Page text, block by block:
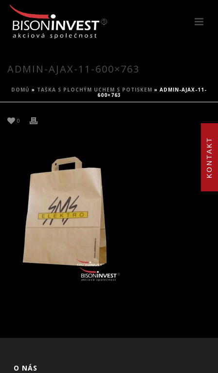
KONTAKT
ADMIN-AJAX-11-600×763
DOMŮ » TAŠKA S PLOCHÝM UCHEM S POTISKEM » ADMIN-AJAX-11-
600×763
0
O NÁS